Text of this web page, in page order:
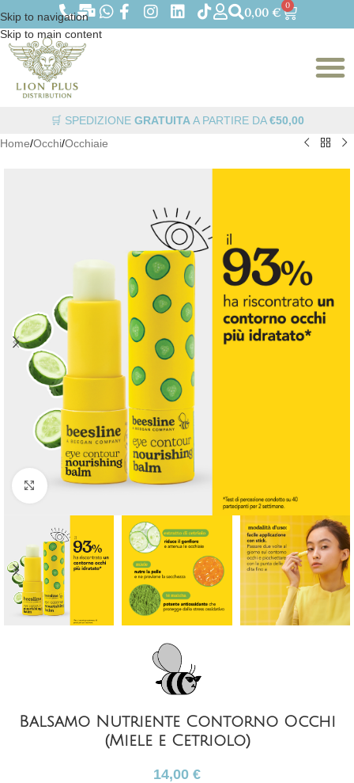
Skip to navigation
Skip to main content
0,00 € 0
🛒 SPEDIZIONE GRATUITA A PARTIRE DA€50,00
Home/Occhi/Occhiaie
Clicca per ingrandire
Balsamo Nutriente Contorno Occhi
(Miele e Cetriolo)
14,00 €